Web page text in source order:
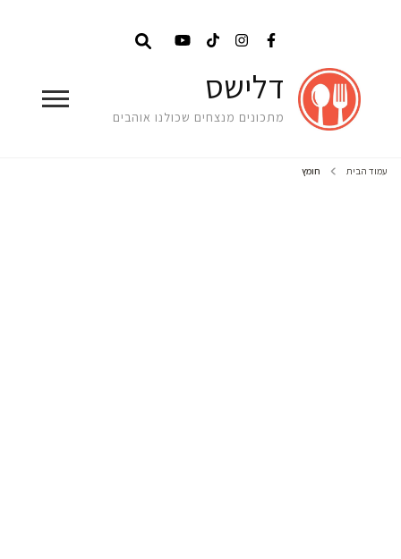
דלישס
מתכונים מנצחים שכולנו אוהבים
עמוד הבית חומץ